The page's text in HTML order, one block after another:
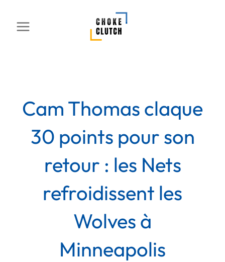
contenu
Cam Thomas claque
30 points pour son
retour : les Nets
refroidissent les
Wolves à
Minneapolis